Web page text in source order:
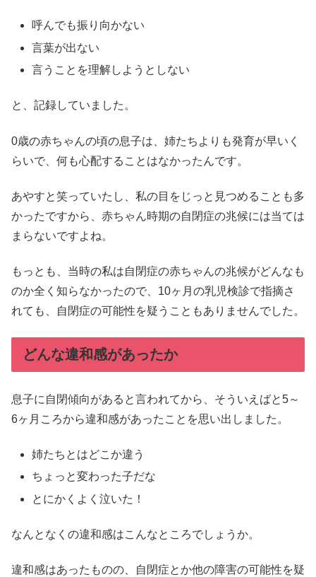
呼んでも振り向かない
言葉が出ない
言うことを理解しようとしない
と、記録していました。
0歳の赤ちゃんの頃の息子は、姉たちよりも発育が早いく
らいで、何も心配することはなかったんです。
あやすと笑っていたし、私の目をじっと見つめることも多
かったですから、赤ちゃん時期の自閉症の兆候には当ては
まらないですよね。
もっとも、当時の私は自閉症の赤ちゃんの兆候がどんなも
のか全く知らなかったので、10ヶ月の乳児検診で指摘さ
れても、自閉症の可能性を疑うこともありませんでした。
どんな違和感があったか
息子に自閉傾向があると言われてから、そういえばと5～
6ヶ月ころから違和感があったことを思い出しました。
姉たちとはどこか違う
ちょっと変わった子だな
とにかくよく泣いた！
なんとなくの違和感はこんなところでしょうか。
違和感はあったものの、自閉症とか他の障害の可能性を疑